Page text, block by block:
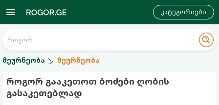
კატეგორიები
მეურნეობა მეურნეობა
როგორ გააკეთოთ ბოძები ღობის
გასაკეთებლად